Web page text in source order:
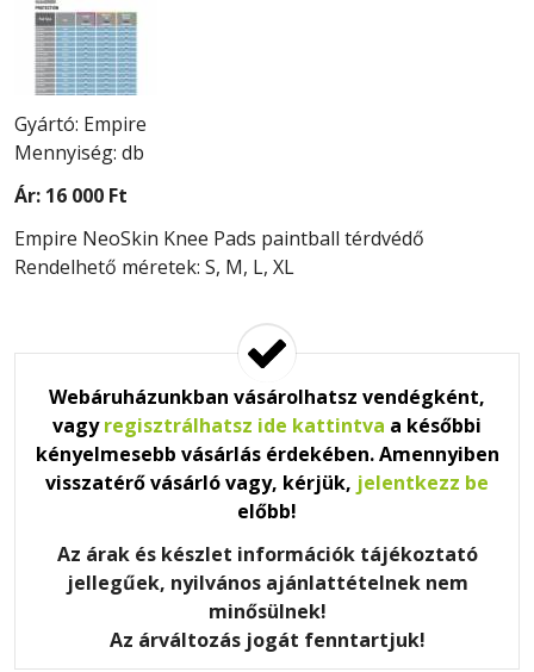
Gyártó: Empire
Mennyiség: db
Ár: 16 000 Ft
Empire NeoSkin Knee Pads paintball térdvédő
Rendelhető méretek: S, M, L, XL
Webáruházunkban vásárolhatsz vendégként,
vagyregisztrálhatsz ide kattintva a későbbi
kényelmesebb vásárlás érdekében. Amennyiben
visszatérő vásárló vagy, kérjük, jelentkezz be
előbb!
Az árak és készlet információk tájékoztató
jellegűek, nyilvános ajánlattételnek nem
minősülnek!
Az árváltozás jogát fenntartjuk!